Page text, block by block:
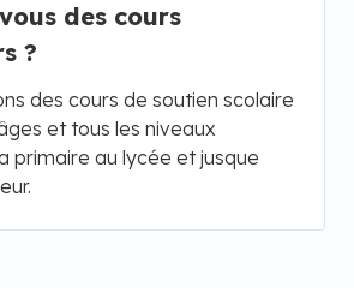
des cours
?
des cours de soutien scolaire
et tous les niveaux
primaire au lycée et jusque